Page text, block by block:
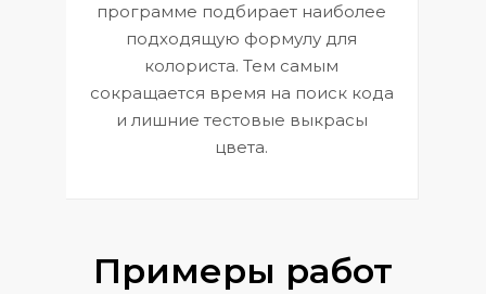
программе подбирает наиболее
подходящую формулу для
колориста. Тем самым
сокращается время на поиск кода
и лишние тестовые выкрасы
цвета.
Примеры работ